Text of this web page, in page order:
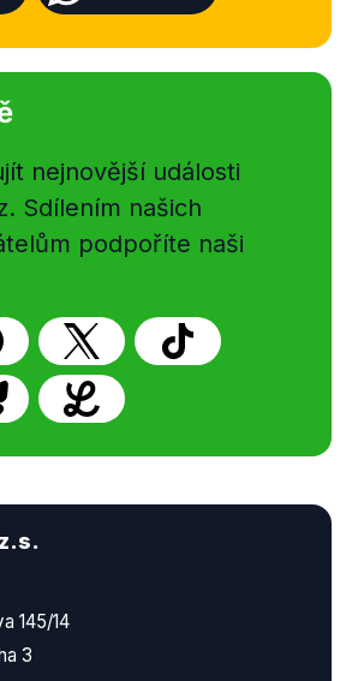
nejnovější události
Sdílením našich
podpoříte naši
145/14
3